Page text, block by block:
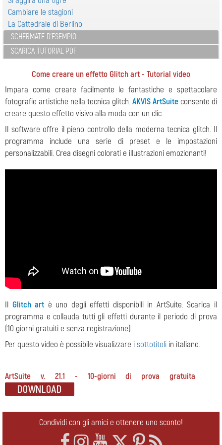
Cambiare le stagioni
La Cattedrale di Berlino
SCHERMATE D'ESEMPIO
SCARICA TUTORIAL PDF
Come creare un effetto Glitch art - Tutorial video
Impara come creare facilmente le fantastiche e spettacolare
fotografie artistiche nella tecnica glitch.AKVIS ArtSuite consente di
creare questo effetto visivo alla moda con un clic.
Il software offre il pieno controllo della moderna tecnica glitch. Il
programma include una serie di preset e le impostazioni
personalizzabili. Crea disegni colorati e illustrazioni emozionanti!
Il Glitch art è uno degli effetti disponibili in ArtSuite. Scarica il
programma e collauda tutti gli effetti durante il periodo di prova
(10 giorni gratuiti e senza registrazione).
Per questo video è possibile visualizzare isottotitoli in italiano.
ArtSuite v. 21.1 - 10-giorni di prova gratuita
Condividi con gli amici e ottenere uno sconto!